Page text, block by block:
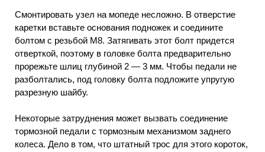
Смонтировать узел на мопеде несложно. В отверстие
каретки вставьте основания подножек и соедините
болтом с резьбой М8. Затягивать этот болт придется
отверткой, поэтому в головке болта предварительно
прорежьте шлиц глубиной 2 — 3 мм. Чтобы педали не
разболтались, под головку болта подложите упругую
разрезную шайбу.
Некоторые затруднения может вызвать соединение
тормозной педали с тормозным механизмом заднего
колеса. Дело в том, что штатный трос для этого короток,